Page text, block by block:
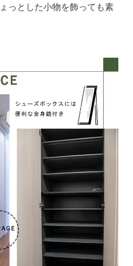
っとした小物を飾っても素